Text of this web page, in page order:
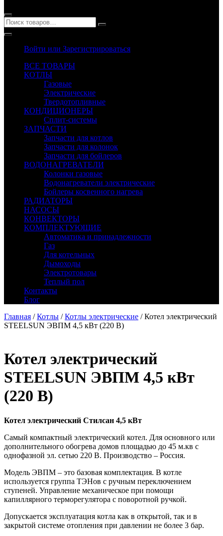
Войти или Зарегистрироваться
ВСЕ ТОВАРЫ
КОТЛЫ
Газовые
Электрические
Твердотопливные
КОНДИЦИОНЕРЫ
Сплит-системы
ЗАПЧАСТИ
Запчасти для котлов
Запчасти для колонок
Запчасти для бойлеров
ВОДОНАГРЕВАТЕЛИ
Колонки газовые
Водонагреватели электрические
Бойлеры косвенного нагрева
РАДИАТОРЫ
НАСОСЫ
КОНВЕКТОРЫ
КОМПЛЕКТУЮЩИЕ
Автоматика и принадлежности
Газ
Для котельных
Дымоходы
Электротовары
Теплый пол
Контакты
Блог
Главная /Котлы /Котлы электрические / Котел электрический
STEELSUN ЭВПМ 4,5 кВт (220 В)
Котел электрический
STEELSUN ЭВПМ 4,5 кВт
(220 В)
Котел электрический Стилсан 4,5 кВт
Самый компактный электрический котел. Для основного или
дополнительного обогрева домов площадью до 45 м.кв с
однофазной эл. сетью 220 В. Производство – Россия.
Модель ЭВПМ – это базовая комплектация. В котле
используется группа ТЭНов с ручным переключением
ступеней. Управление механическое при помощи
капиллярного терморегулятора с поворотной ручкой.
Допускается эксплуатация котла как в открытой, так и в
закрытой системе отопления при давлении не более 3 бар.